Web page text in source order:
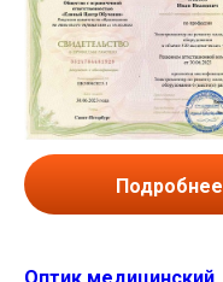
Подробнее
Оптик медицинский